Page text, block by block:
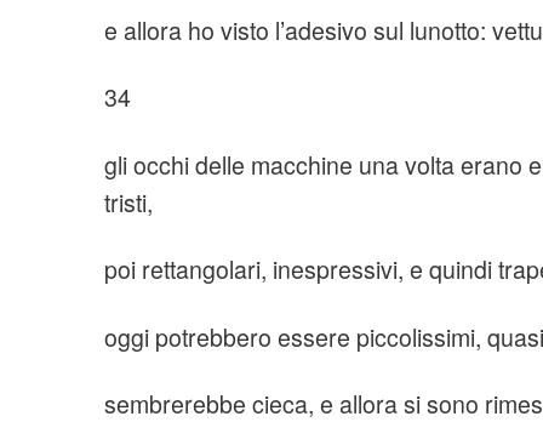
e allora ho visto l’adesivo sul lunotto:
34
gli occhi delle macchine una volta erano
tristi,
poi rettangolari, inespressivi, e quindi
oggi potrebbero essere piccolissimi,
sembrerebbe cieca, e allora si sono